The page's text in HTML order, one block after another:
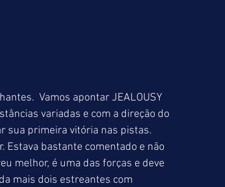
Vamos apontar JEALOUSY
variadas e com a direção do
sua primeira vitória nas pistas.
Estava bastante comentado e não
melhor, é uma das forças e deve
mais dois estreantes com